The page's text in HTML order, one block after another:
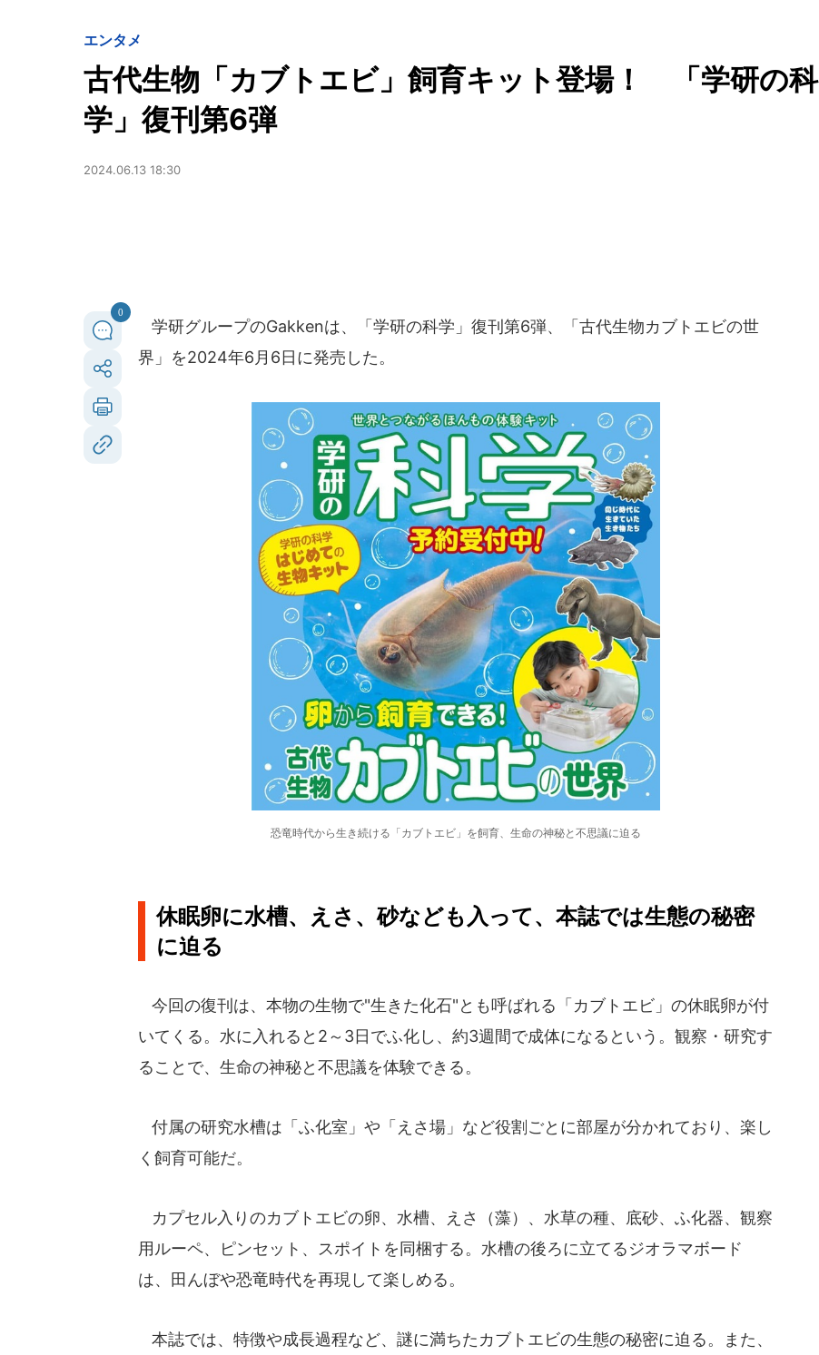
エンタメ
古代生物「カブトエビ」飼育キット登場！ 「学研の科
学」復刊第6弾
2024.06.13 18:30
0
学研グループのGakkenは、「学研の科学」復刊第6弾、「古代生物カブトエビの世
界」を2024年6月6日に発売した。
恐竜時代から生き続ける「カブトエビ」を飼育、生命の神秘と不思議に迫る
休眠卵に水槽、えさ、砂なども入って、本誌では生態の秘密
に迫る
今回の復刊は、本物の生物で"生きた化石"とも呼ばれる「カブトエビ」の休眠卵が付
いてくる。水に入れると2～3日でふ化し、約3週間で成体になるという。観察・研究す
ることで、生命の神秘と不思議を体験できる。
付属の研究水槽は「ふ化室」や「えさ場」など役割ごとに部屋が分かれており、楽し
く飼育可能だ。
カプセル入りのカブトエビの卵、水槽、えさ（藻）、水草の種、底砂、ふ化器、観察
用ルーペ、ピンセット、スポイトを同梱する。水槽の後ろに立てるジオラマボード
は、田んぼや恐竜時代を再現して楽しめる。
本誌では、特徴や成長過程など、謎に満ちたカブトエビの生態の秘密に迫る。また、